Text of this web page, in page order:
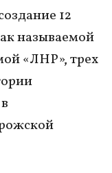
12
называемой
«ЛНР», трех